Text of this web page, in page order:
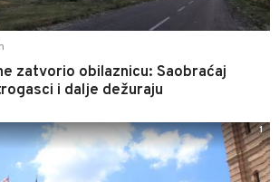
zatvorio obilaznicu: Saobraćaj
i dalje dežuraju
1